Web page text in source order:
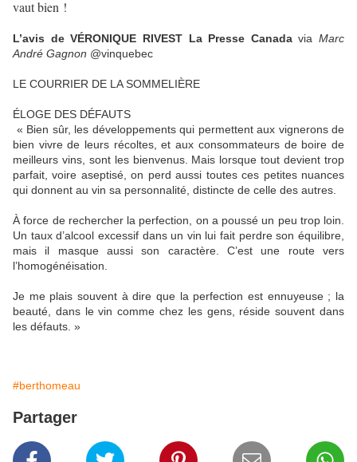
vaut bien !
L’avis de VÉRONIQUE RIVEST La Presse Canadavia Marc
André Gagnon ‏@vinquebec
LE COURRIER DE LA SOMMELIÈRE
ÉLOGE DES DÉFAUTS
« Bien sûr, les développements qui permettent aux vignerons de
bien vivre de leurs récoltes, et aux consommateurs de boire de
meilleurs vins, sont les bienvenus. Mais lorsque tout devient trop
parfait, voire aseptisé, on perd aussi toutes ces petites nuances
qui donnent au vin sa personnalité, distincte de celle des autres.
À force de rechercher la perfection, on a poussé un peu trop loin.
Un taux d’alcool excessif dans un vin lui fait perdre son équilibre,
mais il masque aussi son caractère. C’est une route vers
l’homogénéisation.
Je me plais souvent à dire que la perfection est ennuyeuse ; la
beauté, dans le vin comme chez les gens, réside souvent dans
les défauts. »
#berthomeau
Partager